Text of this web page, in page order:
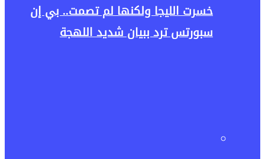
خسرت الليجا ولكنها لم تصمت.. بي إن
سبورتس ترد ببيان شديد اللهجة